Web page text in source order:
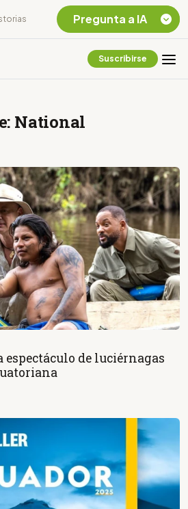
Suscribirse
National
de luciérnagas
Pregunta a IA
¿En que consiste la
tasa minera que rige en
Ecuador?